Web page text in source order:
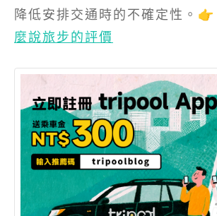
降低安排交通時的不確定性。👉
麼說旅步的評價